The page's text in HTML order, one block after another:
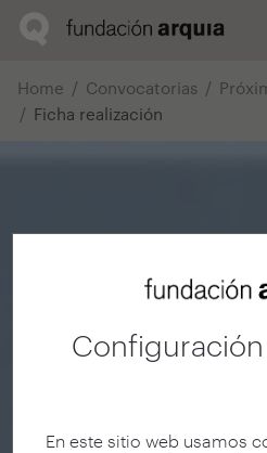
En este sitio web usamos
Home Convocatorias
Ficha realización